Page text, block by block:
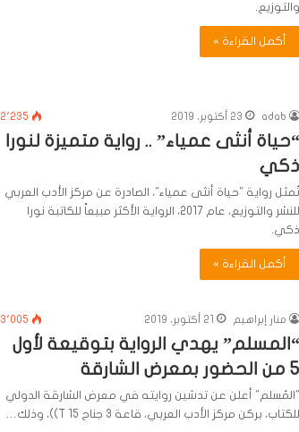
والتوزيع.
أكمل القراءة »
adab 23 أكتوبر، 2019 2٬235
“حياة أنثى عمياء” .. رواية متميزة لنورا
ذكي
تُمثل رواية "حياة أنثى عمياء"، الصادرة عن مركز الأدب العربي
للنشر والتوزيع، عام 2017، الرواية الأكثر مبيعاً للكاتبة نورا
ذكي.
أكمل القراءة »
منار إبراهيم 21 أكتوبر، 2019 3٬005
“المسلم” يهدي الرواية بتوقيعة لأول
5 من الحضور بمعرض الشارقة
"المُسلم" أعلن عن تدشين روايته في معرض الشارقة الدولي
للكتاب، بركن مركز الأدب العربي، قاعة 3 جناح T 15))، وذلك…